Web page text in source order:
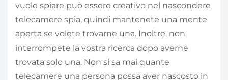
vuole spiare può essere creativo nel nascondere
telecamere spia, quindi mantenete una mente
aperta se volete trovarne una. Inoltre, non
interrompete la vostra ricerca dopo averne
trovata solo una. Non si sa mai quante
telecamere una persona possa aver nascosto in